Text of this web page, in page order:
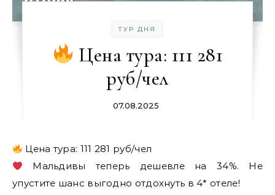
ТУР ДНЯ
Цена тура: 111 281
руб/чел
07.08.2025
Цена тура: 111 281 руб/чел
Мальдивы теперь дешевле на 34%. Не
упустите шанс выгодно отдохнуть в 4* отеле!